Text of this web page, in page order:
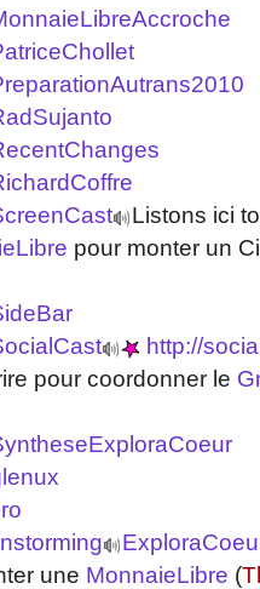
Listons ici
pour monter un
http://
pour coordonner le
une MonnaieLibre (